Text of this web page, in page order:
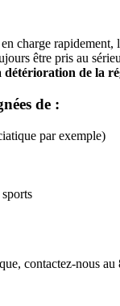
charge
être pris au
de la
de :
par exemple)
contactez-nous